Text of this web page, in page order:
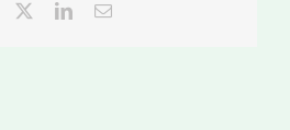
Facebook
TwitterLinkedInEmail: